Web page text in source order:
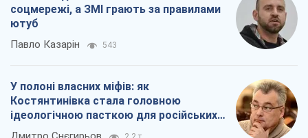
соцмережі, а ЗМІ грають за правилами
ютуб
Павло Казарін 543
У полоні власних міфів: як
Костянтинівка стала головною
ідеологічною пасткою для російських
окупантів